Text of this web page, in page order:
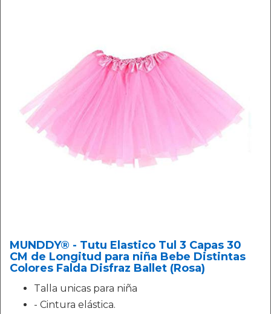
MUNDDY® - Tutu Elastico Tul 3 Capas 30
CM de Longitud para niña Bebe Distintas
Colores Falda Disfraz Ballet (Rosa)
Talla unicas para niña
- Cintura elástica.